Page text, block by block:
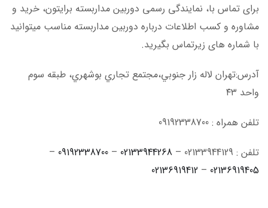
برای تماس با، نمایندگی رسمی دوربین مداربسته برایتون، خرید و
مشاوره و کسب اطلاعات درباره دوربین مداربسته مناسب میتوانید
با شماره های زیرتماس بگیرید.
آدرس:تهران لاله زار جنوبي،مجتمع تجاري بوشهري، طبقه سوم
واحد ٤٣
تلفن همراه : 09192338700
تلفن : 02133944129 –
02133944268
–
09192338700
–
02136919405
–
02136919412